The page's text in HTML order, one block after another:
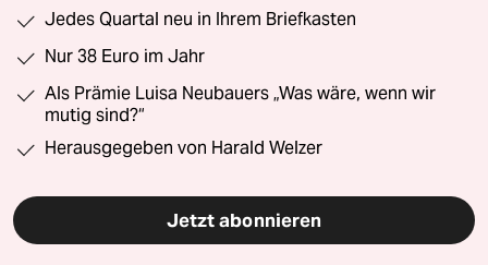
Jedes Quartal neu in Ihrem Briefkasten
Nur 38 Euro im Jahr
Als Prämie Luisa Neubauers „Was wäre, wenn wir
mutig sind?“
Herausgegeben von Harald Welzer
Jetzt abonnieren